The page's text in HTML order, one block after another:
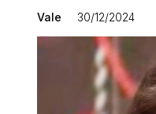
Vale 30/12/2024